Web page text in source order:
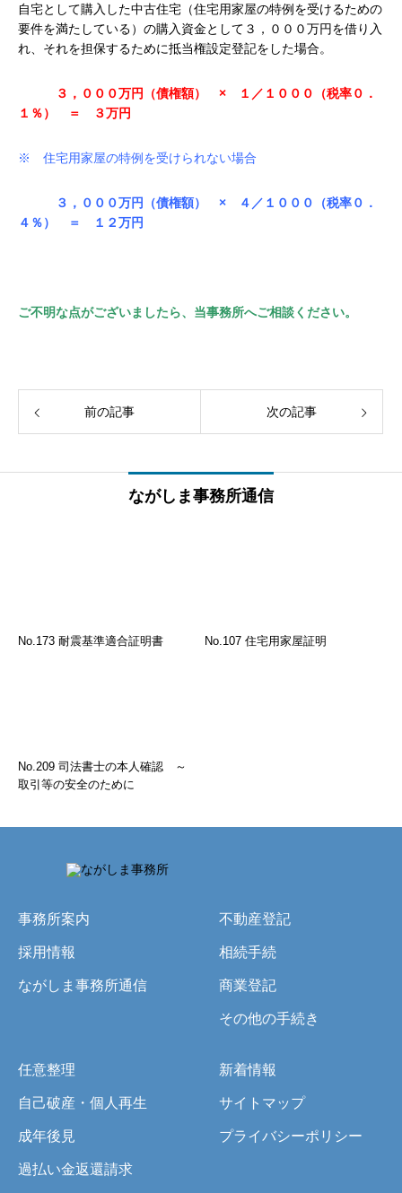
自宅として購入した中古住宅（住宅用家屋の特例を受けるための
要件を満たしている）の購入資金として３，０００万円を借り入
れ、それを担保するために抵当権設定登記をした場合。
３，０００万円（債権額） × １／１０００（税率０．
１％） ＝ ３万円
※ 住宅用家屋の特例を受けられない場合
３，０００万円（債権額） × ４／１０００（税率０．
４％） ＝ １２万円
ご不明な点がございましたら、当事務所へご相談ください。
前の記事 次の記事
ながしま事務所通信
No.173 耐震基準適合証明書 No.107 住宅用家屋証明
No.209 司法書士の本人確認 ～
取引等の安全のために
事務所案内
採用情報
ながしま事務所通信
不動産登記
相続手続
商業登記
その他の手続き
任意整理
自己破産・個人再生
成年後見
過払い金返還請求
新着情報
サイトマップ
プライバシーポリシー